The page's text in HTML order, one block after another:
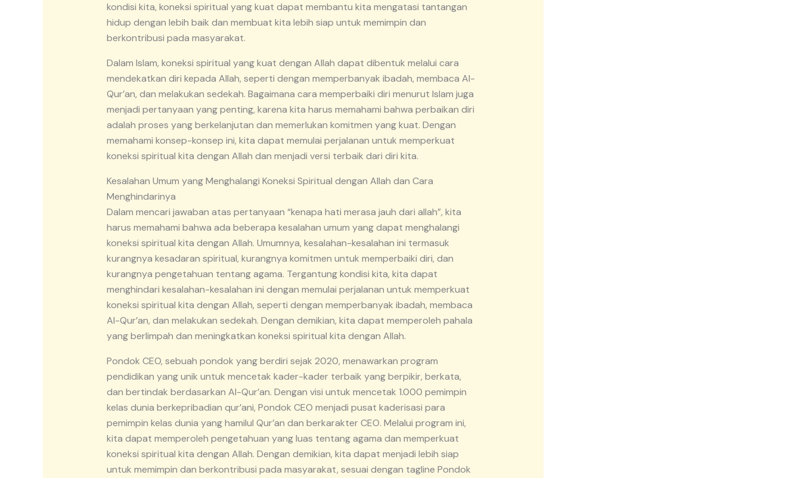
kondisi kita, koneksi spiritual yang kuat dapat membantu kita mengatasi tantangan
hidup dengan lebih baik dan membuat kita lebih siap untuk memimpin dan
berkontribusi pada masyarakat.
Dalam Islam, koneksi spiritual yang kuat dengan Allah dapat dibentuk melalui cara
mendekatkan diri kepada Allah, seperti dengan memperbanyak ibadah, membaca Al-
Qur’an, dan melakukan sedekah. Bagaimana cara memperbaiki diri menurut Islam juga
menjadi pertanyaan yang penting, karena kita harus memahami bahwa perbaikan diri
adalah proses yang berkelanjutan dan memerlukan komitmen yang kuat. Dengan
memahami konsep-konsep ini, kita dapat memulai perjalanan untuk memperkuat
koneksi spiritual kita dengan Allah dan menjadi versi terbaik dari diri kita.
Kesalahan Umum yang Menghalangi Koneksi Spiritual dengan Allah dan Cara
Menghindarinya
Dalam mencari jawaban atas pertanyaan “kenapa hati merasa jauh dari allah”, kita
harus memahami bahwa ada beberapa kesalahan umum yang dapat menghalangi
koneksi spiritual kita dengan Allah. Umumnya, kesalahan-kesalahan ini termasuk
kurangnya kesadaran spiritual, kurangnya komitmen untuk memperbaiki diri, dan
kurangnya pengetahuan tentang agama. Tergantung kondisi kita, kita dapat
menghindari kesalahan-kesalahan ini dengan memulai perjalanan untuk memperkuat
koneksi spiritual kita dengan Allah, seperti dengan memperbanyak ibadah, membaca
Al-Qur’an, dan melakukan sedekah. Dengan demikian, kita dapat memperoleh pahala
yang berlimpah dan meningkatkan koneksi spiritual kita dengan Allah.
Pondok CEO, sebuah pondok yang berdiri sejak 2020, menawarkan program
pendidikan yang unik untuk mencetak kader-kader terbaik yang berpikir, berkata,
dan bertindak berdasarkan Al-Qur’an. Dengan visi untuk mencetak 1.000 pemimpin
kelas dunia berkepribadian qur’ani, Pondok CEO menjadi pusat kaderisasi para
pemimpin kelas dunia yang hamilul Qur’an dan berkarakter CEO. Melalui program ini,
kita dapat memperoleh pengetahuan yang luas tentang agama dan memperkuat
koneksi spiritual kita dengan Allah. Dengan demikian, kita dapat menjadi lebih siap
untuk memimpin dan berkontribusi pada masyarakat, sesuai dengan tagline Pondok